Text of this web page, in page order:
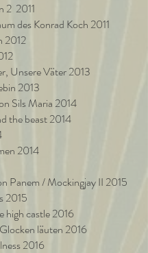
2 2011
des Konrad Koch 2011
2012
Unsere Väter 2013
2013
Sils Maria 2014
the beast 2014
2014
Panem / Mockingjay II 2015
2015
high castle 2016
läuten 2016
2016